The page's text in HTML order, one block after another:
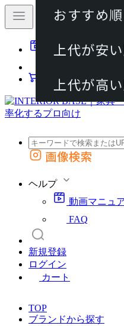
動画マニュアル
カート
外部サイトの商品をカートに
画像検索
ヘルプ
動画マニュ
FAQ
新規登録
ログイン
カート
TOP
ブランドから探す
おすすめ順
上代が安
上代が高